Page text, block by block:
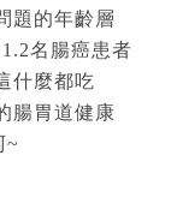
題的年齡層
名腸癌患者
什麼都吃
腸胃道健康
~